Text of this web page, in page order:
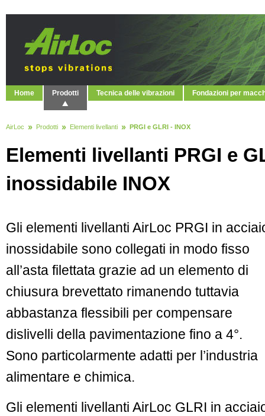
Home Prodotti Tecnica delle vibrazioni Fondazioni per
AirLoc Prodotti Elementi livellanti PRGI e GLRI - INOX
Elementi livellanti PRGI e
inossidabile INOX
Gli elementi livellanti AirLoc PRGI in
inossidabile sono collegati in modo fisso
all’asta filettata grazie ad un elemento di
chiusura brevettato rimanendo tuttavia
abbastanza flessibili per compensare
dislivelli della pavimentazione fino a 4°.
Sono particolarmente adatti per l’industria
alimentare e chimica.
Gli elementi livellanti AirLoc GLRI in